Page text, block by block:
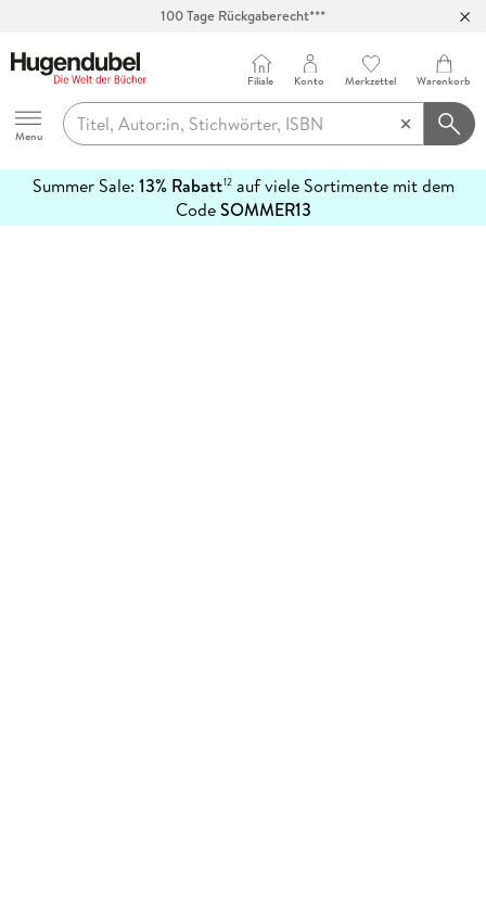
100 Tage Rückgaberecht***
Hugendubel
Menu
Filiale Konto Merkzettel Warenkorb
Summer Sale: 13% Rabatt12auf viele Sortimente mit dem
CodeSOMMER13
erfahren